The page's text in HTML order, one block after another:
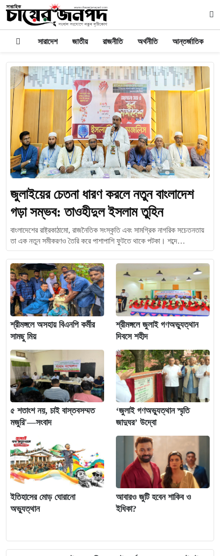
সারাদেশ জাতীয় রাজনীতি অর্থনীতি আন্তর্জাতিক
জুলাইয়ের চেতনা ধারণ করলে নতুন বাংলাদেশ
গড়া সম্ভব: তাওহীদুল ইসলাম তুহিন
বাংলাদেশের রাষ্ট্রকাঠামো, রাজনৈতিক সংস্কৃতি এবং সামগ্রিক নাগরিক সচেতনতায়
তা এক নতুন সমীকরণও তৈরি করে পাশাপাশি ফুটতে থাকে পটকা। শব্দে…
শ্রীমঙ্গলে অসহায় বিএনপি কর্মীর
সামছু মিয়
শ্রীমঙ্গলে জুলাই গণঅভ্যুত্থান
দিবসে শহীদ
৫ শতাংশ নয়, চাই বাস্তবসম্মত
মজুরি'—সংবাদ
‘জুলাই গণঅভ্যুত্থান স্মৃতি
জাদুঘর’ উদ্বো
ইতিহাসের মোড় ঘোরানো
অভ্যুত্থান
আবারও জুটি হবেন শাকিব ও
ইধিকা?